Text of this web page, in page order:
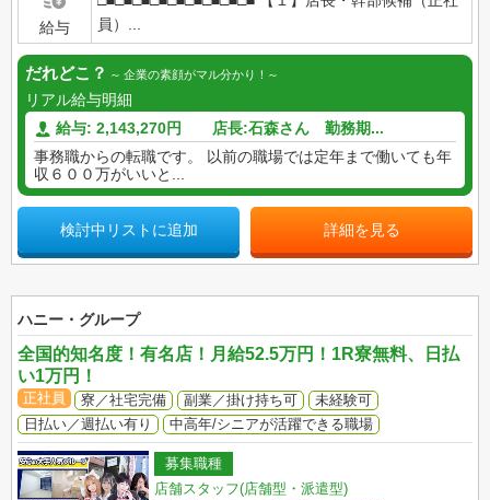
給与
員）...
だれどこ？ 企業の素顔がマル分かり！
リアル給与明細
給与: 2,143,270円 店長:石森さん 勤務期...
事務職からの転職です。 以前の職場では定年まで働いても年
収６００万がいいと...
検討中リストに追加 詳細を見る
ハニー・グループ
全国的知名度！有名店！月給52.5万円！1R寮無料、日払
い1万円！
正社員 寮／社宅完備 副業／掛け持ち可
未経験可
日払い／週払い有り
中高年/シニアが活躍できる職場
募集職種
店舗スタッフ(店舗型・派遣型)